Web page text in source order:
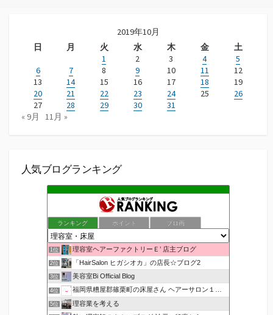
ョ
2019年10月
日
月 火 水 木 金
土
1
2 3 4
5
6
7 8 9 10 11
12
13
14 15 16 17 18
19
20
21 22 23 24 25
26
27
28 29 30
31
« 9月
11月 »
人気ブログランキング
ランキング ポイント ブロ画
1位 理容室ヘアーファクトリーＥ’ 店主ブログ
2位 「HairSalon ヒガシオカ」の店長☆ブログ2
3位 美容室Bi Official Blog
4位 福岡県糟屋郡篠栗町の床屋さん ヘアーサロン１２３公式ブログ
5位 理容業を考える